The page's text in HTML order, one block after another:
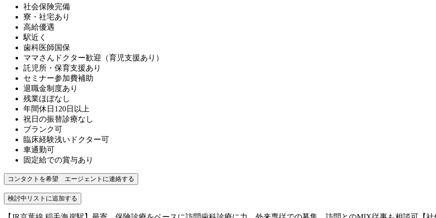
社会保険完備
寮・社宅あり
高給優遇
駅近く
歯科医師国保
ママさんドクター歓迎（育児支援あり）
託児所・保育支援あり
セミナー参加費補助
退職金制度あり
残業ほぼなし
年間休日120日以上
祝日の振替診療なし
ブランク可
臨床経験浅いドクター可
車通勤可
固定給での賞与あり